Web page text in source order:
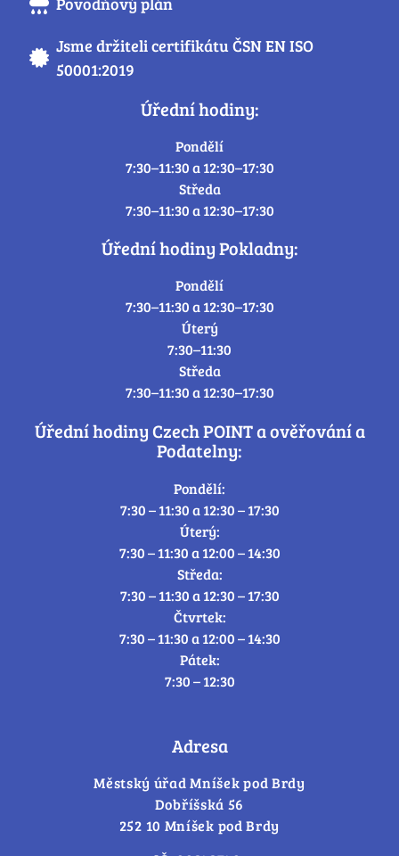
Jsme držiteli certifikátu ČSN EN ISO
50001:2019
Úřední hodiny:
Pondělí
7:30–11:30 a 12:30–17:30
Středa
7:30–11:30 a 12:30–17:30
Úřední hodiny Pokladny:
Pondělí
7:30–11:30 a 12:30–17:30
Úterý
7:30–11:30
Středa
7:30–11:30 a 12:30–17:30
Úřední hodiny Czech POINT a ověřování a
Podatelny:
Pondělí:
7:30 – 11:30 a 12:30 – 17:30
Úterý:
7:30 – 11:30 a 12:00 – 14:30
Středa:
7:30 – 11:30 a 12:30 – 17:30
Čtvrtek:
7:30 – 11:30 a 12:00 – 14:30
Pátek:
7:30 – 12:30
Adresa
Městský úřad Mníšek pod Brdy
Dobříšská 56
252 10 Mníšek pod Brdy